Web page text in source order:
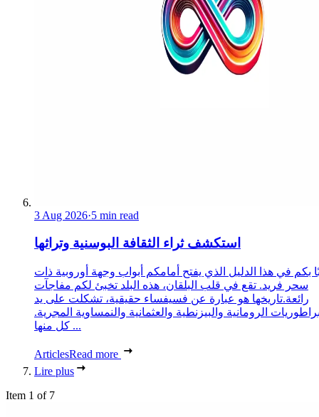
3 Aug 2026·5 min read
استكشف ثراء الثقافة البوسنية وتراثها
بكم في هذا الدليل الذي يفتح أمامكم أبواب وجهة أوروبية ذات
سحر فريد. تقع في قلب البلقان، هذه البلد تخبئ لكم مفاجآت
رائعة.تاريخها هو عبارة عن فسيفساء حقيقية، تشكلت على يد
الرومانية والبيزنطية والعثمانية والنمساوية المجرية.
كل منها ...
ArticlesRead more
Lire plus
Item 1 of 7